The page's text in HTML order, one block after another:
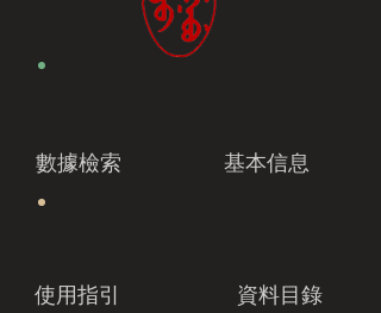
數據檢索 基本信息
使用指引 資料目錄